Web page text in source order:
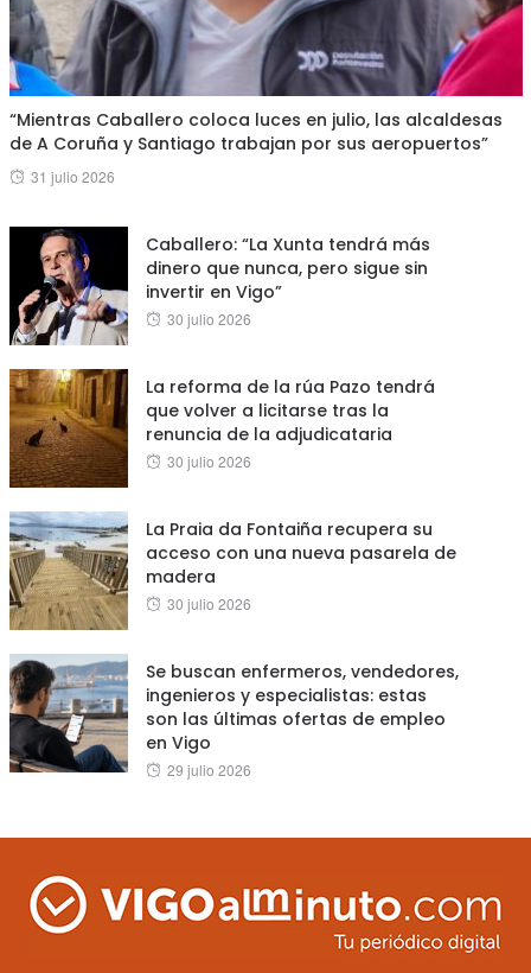
“Mientras Caballero coloca luces en julio, las alcaldesas
de A Coruña y Santiago trabajan por sus aeropuertos”
Posted
31 julio 2026
Caballero: “La Xunta tendrá más
dinero que nunca, pero sigue sin
invertir en Vigo”
Posted
30 julio 2026
La reforma de la rúa Pazo tendrá
que volver a licitarse tras la
renuncia de la adjudicataria
Posted
30 julio 2026
La Praia da Fontaiña recupera su
acceso con una nueva pasarela de
madera
Posted
30 julio 2026
Se buscan enfermeros, vendedores,
ingenieros y especialistas: estas
son las últimas ofertas de empleo
en Vigo
Posted
29 julio 2026